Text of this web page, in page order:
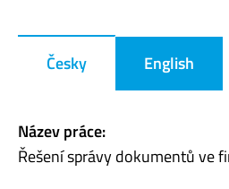
Česky English
Název práce:
Řešení správy dokumentů ve